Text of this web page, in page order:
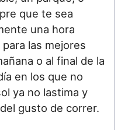
que te sea
una hora
las mejores
o al final de la
en los que no
ya no lastima y
gusto de correr.